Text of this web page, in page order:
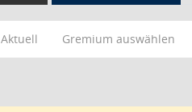
Aktuell Gremium auswählen